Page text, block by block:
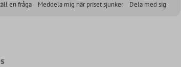
en fråga Meddela mig när priset sjunker Dela med sig